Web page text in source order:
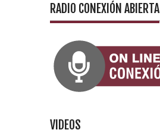
RADIO CONEXIÓN ABIERTA
VIDEOS